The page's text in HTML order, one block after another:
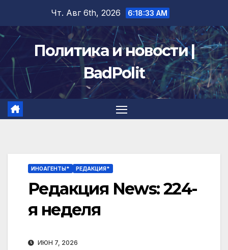
содержимому
Чт. Авг 6th, 2026 6:18:34 AM
Политика и новости |
BadPolit
ИНОАГЕНТЫ* РЕДАКЦИЯ*
Редакция News: 224-
я неделя
ИЮН 7, 2026